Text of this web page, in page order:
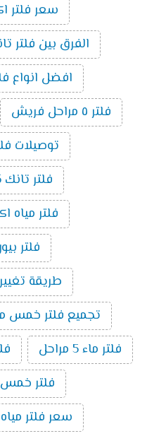
سعر فلتر اكوا
الفرق بين فلتر تانك 3 مراحل و
افضل انواع فلاتر
فلتر ٥ مراحل فريش
توصيلات فلتر
فلتر تانك 5 مراحل كارفور
فلتر مياه اكوا
فلتر بيوركم
طريقة
تجميع فلتر خمس
فلتر ماء 5 مراحل
فلتر
سعر فلتر مياه